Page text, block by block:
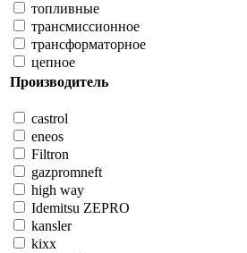
топливные
трансмиссионное
трансформаторное
цепное
Производитель
castrol
eneos
Filtron
gazpromneft
high way
Idemitsu ZEPRO
kansler
kixx